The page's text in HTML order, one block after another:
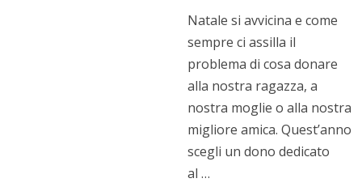
Natale si avvicina e come
sempre ci assilla il
problema di cosa donare
alla nostra ragazza, a
nostra moglie o alla nostra
migliore amica. Quest’anno
scegli un dono dedicato
al …